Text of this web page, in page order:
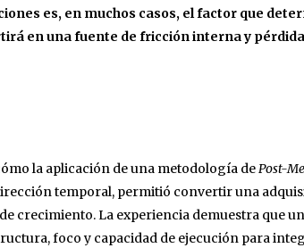
es, en muchos casos, el factor que
en una fuente de fricción interna y
la aplicación de una metodología dePost-
temporal, permitió convertir una
crecimiento. La experiencia demuestra que
foco y capacidad de ejecución para